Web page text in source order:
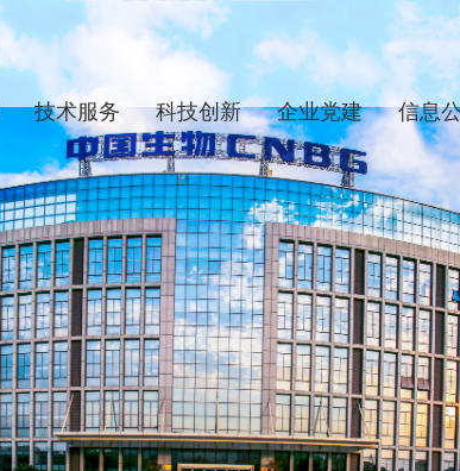
技术服务 科技创新 企业党建 信息